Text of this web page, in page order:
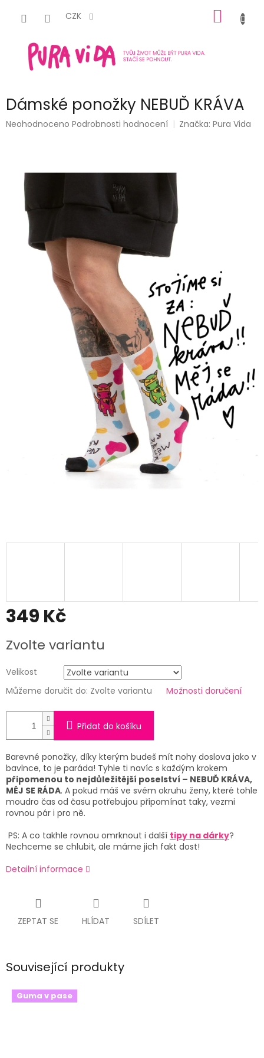
CZK
KOŠÍK
Dámské ponožky NEBUĎ KRÁVA
Průměrné
hvězdiček.
Neohodnoceno Podrobnosti hodnocení Značka:Pura Vida
349 Kč
cena:
Zvolte variantu
Velikost
Můžeme doručit do: Zvolte variantu Možnosti doručení
Přidat do košíku
Barevné ponožky, díky kterým budeš mít nohy doslova jako v
bavlnce, to je paráda! Tyhle ti navíc s každým krokem
připomenou to nejdůležitější poselství – NEBUĎ KRÁVA,
MĚJ SE RÁDA. A pokud máš ve svém okruhu ženy, které tohle
moudro čas od času potřebujou připomínat taky, vezmi
rovnou pár i pro ně.
PS: A co takhle rovnou omrknout i další tipy na dárky?
Nechceme se chlubit, ale máme jich fakt dost!
Detailní informace
ZEPTAT SE HLÍDAT SDÍLET
Související produkty
Guma v pase